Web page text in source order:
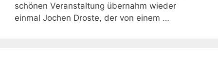
schönen Veranstaltung übernahm wieder
einmal Jochen Droste, der von einem …